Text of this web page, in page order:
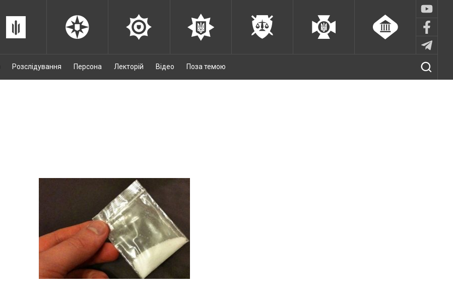
Розслідування Персона Лекторій Відео Поза темою